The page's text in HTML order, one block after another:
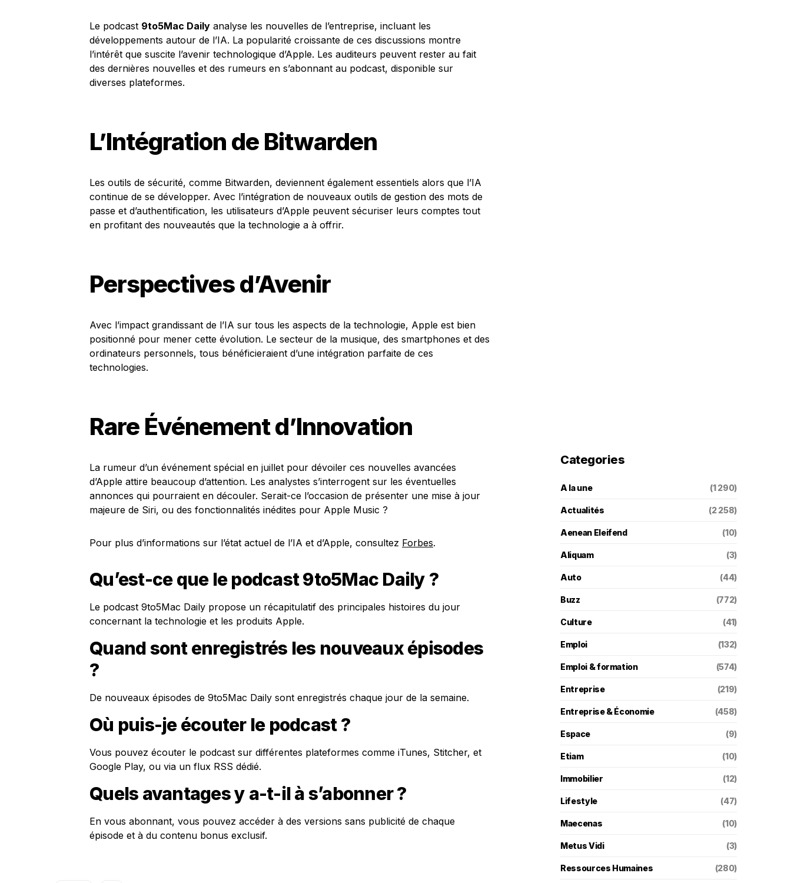
Le podcast 9to5Mac Daily analyse les nouvelles de l’entreprise, incluant les
développements autour de l’IA. La popularité croissante de ces discussions montre
l’intérêt que suscite l’avenir technologique d’Apple. Les auditeurs peuvent rester au fait
des dernières nouvelles et des rumeurs en s’abonnant au podcast, disponible sur
diverses plateformes.
L’Intégration de Bitwarden
Les outils de sécurité, comme Bitwarden, deviennent également essentiels alors que l’IA
continue de se développer. Avec l’intégration de nouveaux outils de gestion des mots de
passe et d’authentification, les utilisateurs d’Apple peuvent sécuriser leurs comptes tout
en profitant des nouveautés que la technologie a à offrir.
Perspectives d’Avenir
Avec l’impact grandissant de l’IA sur tous les aspects de la technologie, Apple est bien
positionné pour mener cette évolution. Le secteur de la musique, des smartphones et des
ordinateurs personnels, tous bénéficieraient d’une intégration parfaite de ces
technologies.
Rare Événement d’Innovation
La rumeur d’un événement spécial en juillet pour dévoiler ces nouvelles avancées
d’Apple attire beaucoup d’attention. Les analystes s’interrogent sur les éventuelles
annonces qui pourraient en découler. Serait-ce l’occasion de présenter une mise à jour
majeure de Siri, ou des fonctionnalités inédites pour Apple Music ?
Pour plus d’informations sur l’état actuel de l’IA et d’Apple, consultez Forbes.
Qu’est-ce que le podcast 9to5Mac Daily ?
Le podcast 9to5Mac Daily propose un récapitulatif des principales histoires du jour
concernant la technologie et les produits Apple.
Quand sont enregistrés les nouveaux épisodes
?
De nouveaux épisodes de 9to5Mac Daily sont enregistrés chaque jour de la semaine.
Où puis-je écouter le podcast ?
Vous pouvez écouter le podcast sur différentes plateformes comme iTunes, Stitcher, et
Google Play, ou via un flux RSS dédié.
Quels avantages y a-t-il à s’abonner ?
En vous abonnant, vous pouvez accéder à des versions sans publicité de chaque
épisode et à du contenu bonus exclusif.
Categories
A la une (1 290)
Actualités (2 258)
Aenean Eleifend (10)
Aliquam (3)
Auto (44)
Buzz (772)
Culture (41)
Emploi (132)
Emploi & formation (574)
Entreprise (219)
Entreprise & Économie (458)
Espace (9)
Etiam (10)
Immobilier (12)
Lifestyle (47)
Maecenas (10)
Metus Vidi (3)
Ressources Humaines (280)